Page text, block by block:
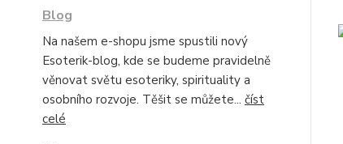
Blog
Na našem e-shopu jsme spustili nový
Esoterik-blog, kde se budeme pravidelně
věnovat světu esoteriky, spirituality a
osobního rozvoje. Těšit se můžete... číst
celé